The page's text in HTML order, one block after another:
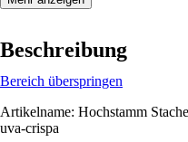
Beschreibung
Bereich überspringen
Artikelname: Hochstamm
uva-crispa